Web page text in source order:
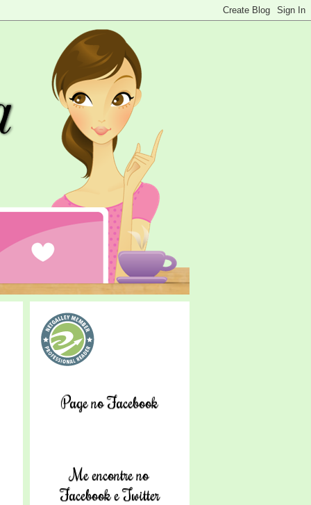
Page no Facebook
Me encontre no
Facebook e Twitter